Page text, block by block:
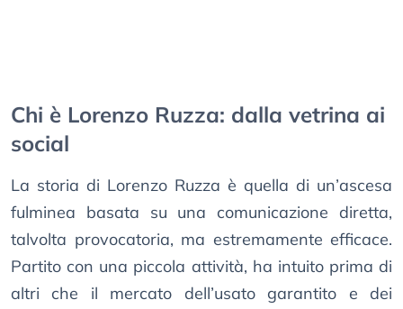
Chi è Lorenzo Ruzza: dalla vetrina ai
social
La storia di Lorenzo Ruzza è quella di un’ascesa
fulminea basata su una comunicazione diretta,
talvolta provocatoria, ma estremamente efficace.
Partito con una piccola attività, ha intuito prima di
altri che il mercato dell’usato garantito e dei